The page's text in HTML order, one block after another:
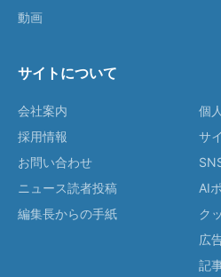
動画
サイトについて
会社案内
採用情報
お問い合わせ
ニュース読者投稿
編集長からの手紙
個
サ
AI
ク
広
記